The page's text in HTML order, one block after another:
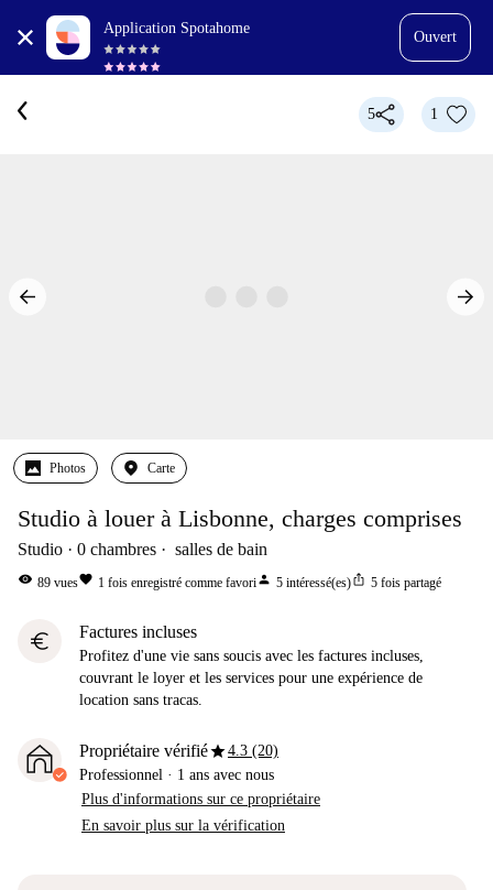
Application Spotahome
Ouvert
5 1
Photos Carte
Studio à louer à Lisbonne, charges comprises
Studio 0 chambres salles de bain
visibility 89 vuesfavorite 1 fois enregistré comme favoriperson 5 intéressé(es)ios_share 5 fois partagé
euro Factures incluses
Profitez d'une vie sans soucis avec les factures incluses,
couvrant le loyer et les services pour une expérience de
location sans tracas.
Propriétaire vérifiéstar4.3 (20)
Professionnel · 1 ans avec nous
Plus d'informations sur ce propriétaire
En savoir plus sur la vérification